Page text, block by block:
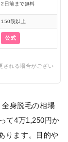
2日前まで無料
150院以上
公式
れる場合がござい
身脱毛の相場
て4万1,250円か
ります。目的や